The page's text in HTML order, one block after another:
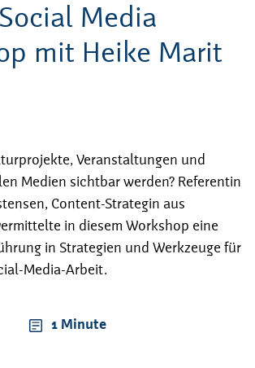
Media
mit Heike Marit
Veranstaltungen und
Medien sichtbar werden? Referentin
Content-Strategin aus
in diesem Workshop eine
in Strategien und Werkzeuge für
Media-Arbeit.
1 Minute